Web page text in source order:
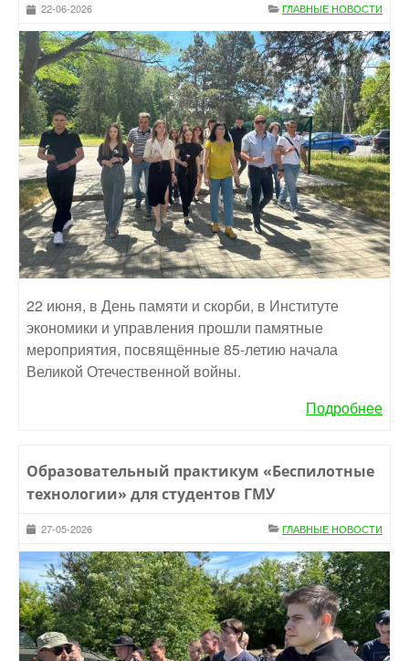
22-06-2026 ГЛАВНЫЕ НОВОСТИ
22 июня, в День памяти и скорби, в Институте
экономики и управления прошли памятные
мероприятия, посвящённые 85-летию начала
Великой Отечественной войны.
Подробнее
Образовательный практикум «Беспилотные
технологии» для студентов ГМУ
27-05-2026 ГЛАВНЫЕ НОВОСТИ